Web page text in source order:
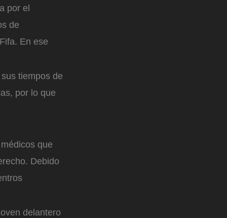
por el
de
En ese
tiempos de
por lo que
que
Debido
delantero